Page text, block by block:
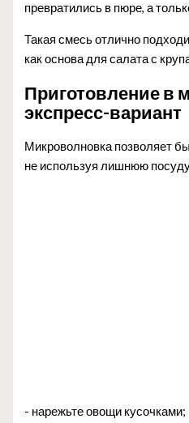
превратились в пюре, а
Такая смесь отлично
как основа для салата с
Приготовление в
экспресс-вариант
Микроволновка позволяет
не используя лишнюю
- нарежьте овощи кусочками;